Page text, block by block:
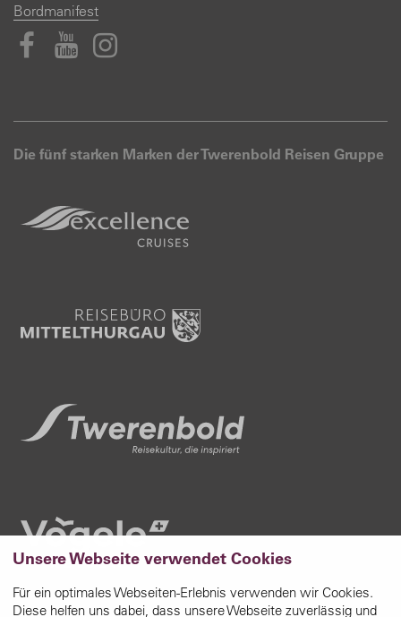
Unsere Webseite verwendet Cookies
Für ein optimales Webseiten-Erlebnis verwenden wir Cookies.
Diese helfen uns dabei, dass unsere Webseite zuverlässig und
Bordmanifest
Die fünf starken Marken der Twerenbold Reisen Gruppe